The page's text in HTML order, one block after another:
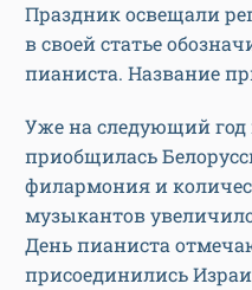
Праздник освещали
в своей статье
пианиста. Название
Уже на следующий год
приобщилась
филармония и
музыкантов
День пианиста
присоединились